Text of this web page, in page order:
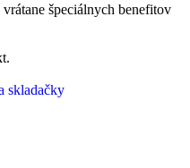
špeciálnych benefitov
skladačky